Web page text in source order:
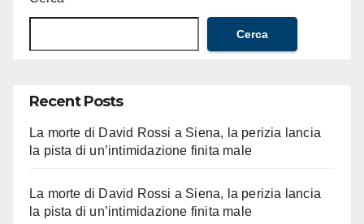
Cerca
Recent Posts
La morte di David Rossi a Siena, la perizia lancia
la pista di un’intimidazione finita male
La morte di David Rossi a Siena, la perizia lancia
la pista di un’intimidazione finita male